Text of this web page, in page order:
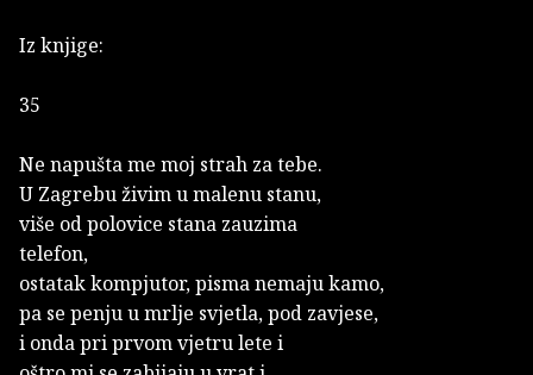
Iz knjige:
35
Ne napušta me moj strah za tebe.
U Zagrebu živim u malenu stanu,
više od polovice stana zauzima
telefon,
ostatak kompjutor, pisma nemaju kamo,
pa se penju u mrlje svjetla, pod zavjese,
i onda pri prvom vjetru lete i